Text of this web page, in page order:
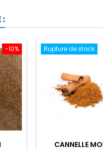
:
-10% Rupture de stock
CANNELLE